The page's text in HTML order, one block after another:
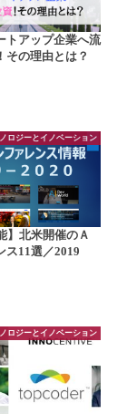
トアップ企業へ流
その理由とは？
ロジーとイノベーション
】北米開催のＡ
ス11選／2019
ロジーとイノベーション